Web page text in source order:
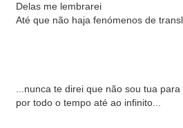
Delas me lembrarei
Até que não haja fenómenos de
...nunca te direi que não sou tua
por todo o tempo até ao infinito...